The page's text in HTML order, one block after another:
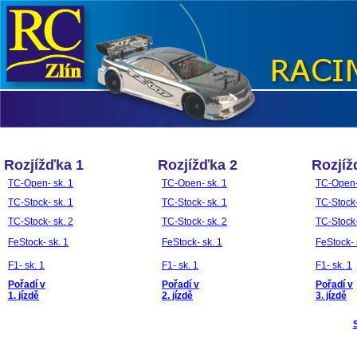
Rozjížďka 1
TC-Open- sk. 1
TC-Stock- sk. 1
TC-Stock- sk. 2
FeStock- sk. 1
F1- sk. 1
Pořadí v
1. jízdě
Rozjížďka 2
TC-Open- sk. 1
TC-Stock- sk. 1
TC-Stock- sk. 2
FeStock- sk. 1
F1- sk. 1
Pořadí v
2. jízdě
TC-
TC-
TC-
F1- sk. 1
Pořadí v
3. jízdě